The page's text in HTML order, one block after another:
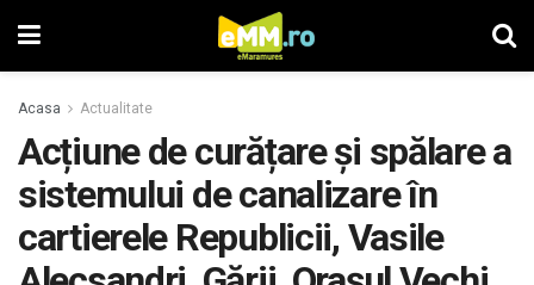
Acasa Actualitate
Acțiune de curățare și spălare a
sistemului de canalizare în
cartierele Republicii, Vasile